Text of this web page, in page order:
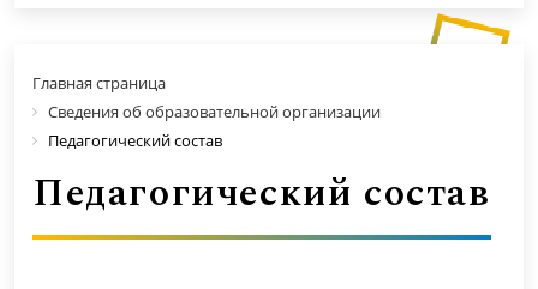
Главная страница
Сведения об образовательной организации
Педагогический состав
Педагогический состав